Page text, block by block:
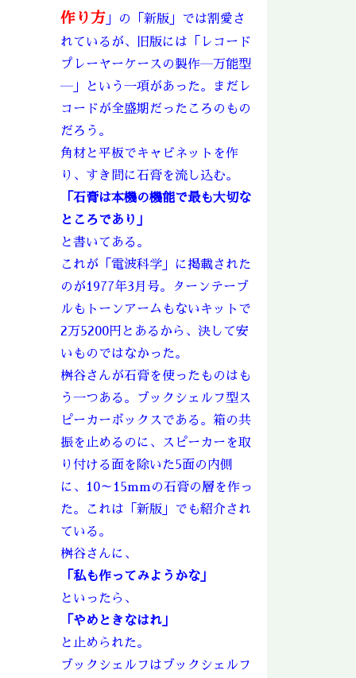
作り方 」の「新版」では割愛さ
れているが、旧版には「レコード
プレーヤーケースの製作―万能型
―」という一項があった。まだレ
コードが全盛期だったころのもの
だろう。
角材と平板でキャビネットを作
り、すき間に石膏を流し込む。
「石膏は本機の機能で最も大切な
ところであり」
と書いてある。
これが「電波科学」に掲載された
のが1977年3月号。ターンテーブ
ルもトーンアームもないキットで
2万5200円とあるから、決して安
いものではなかった。
桝谷さんが石膏を使ったものはも
う一つある。ブックシェルフ型ス
ピーカーボックスである。箱の共
振を止めるのに、スピーカーを取
り付ける面を除いた5面の内側
に、10～15mmの石膏の層を作っ
た。これは「新版」でも紹介され
ている。
桝谷さんに、
「私も作ってみようかな」
といったら、
「やめときなはれ」
と止められた。
ブックシェルフはブックシェルフ